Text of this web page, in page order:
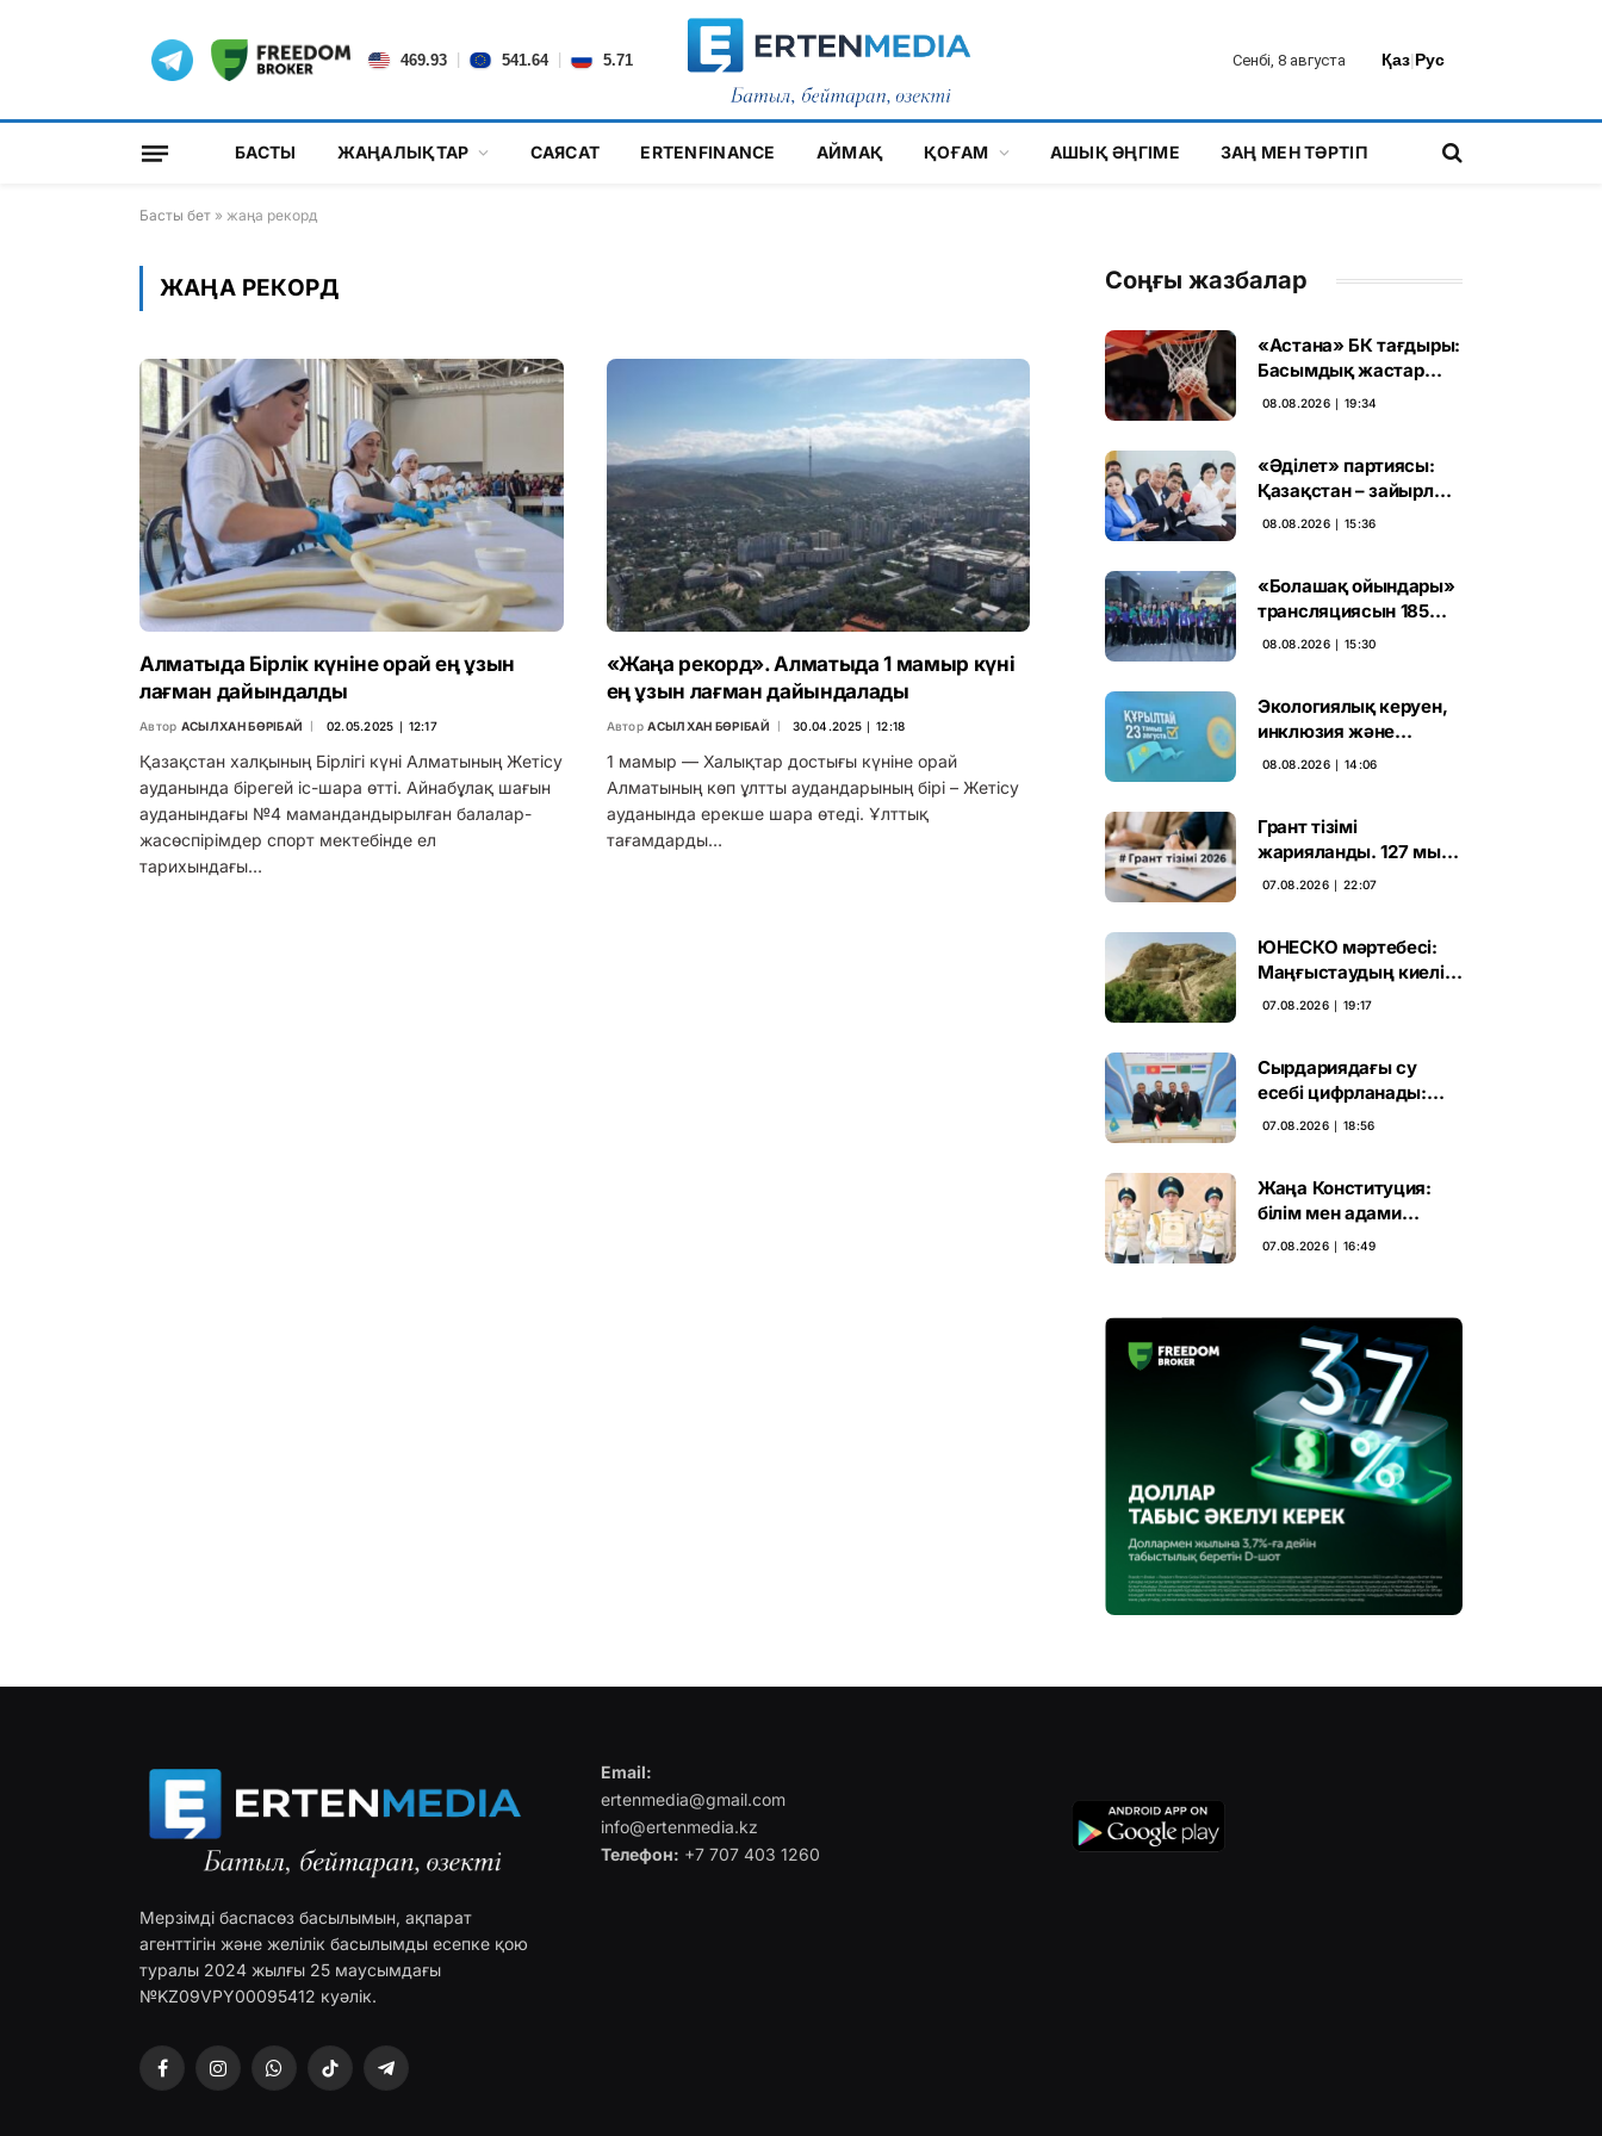
469.93 541.64 5.71 Сенбі, 8 августа Қаз|Рус
БАСТЫ ЖАҢАЛЫҚТАР САЯСАТ ERTENFINANCE АЙМАҚ ҚОҒАМ АШЫҚ ӘҢГІМЕ ЗАҢ МЕН ТӘРТІП
Басты бет » жаңа рекорд
ЖАҢА РЕКОРД
Алматыда Бірлік күніне орай ең ұзын
лағман дайындалды
Автор АСЫЛХАН БӨРІБАЙ 02.05.2025 ∣ 12:17
Қазақстан халқының Бірлігі күні Алматының Жетісу
ауданында бірегей іс-шара өтті. Айнабұлақ шағын
ауданындағы №4 мамандандырылған балалар-
жасөспірімдер спорт мектебінде ел
тарихындағы…
«Жаңа рекорд». Алматыда 1 мамыр күні
ең ұзын лағман дайындалады
Автор АСЫЛХАН БӨРІБАЙ 30.04.2025 ∣ 12:18
1 мамыр — Халықтар достығы күніне орай
Алматының көп ұлтты аудандарының бірі – Жетісу
ауданында ерекше шара өтеді. Ұлттық
тағамдарды…
Соңғы жазбалар
«Астана» БК тағдыры:
Басымдық жастар
баскетболына
08.08.2026 ∣ 19:34
«Әділет» партиясы:
Қазақстан – зайырлы
мемлекет, ал «Заң
08.08.2026 ∣ 15:36
«Болашақ ойындары»
трансляциясын 185
миллион рет көрген
08.08.2026 ∣ 15:30
Экологиялық керуен,
инклюзия және
өндірісті қолдау:
08.08.2026 ∣ 14:06
Грант тізімі
жарияланды. 127 мың
талапкердің
07.08.2026 ∣ 22:07
ЮНЕСКО мәртебесі:
Маңғыстаудың киелі
мұрасын қорғаудың
07.08.2026 ∣ 19:17
Сырдариядағы су
есебі цифрланады:
Орталық Азия ортақ
07.08.2026 ∣ 18:56
Жаңа Конституция:
білім мен адами
капиталға салынған
07.08.2026 ∣ 16:49
Мерзімді баспасөз басылымын, ақпарат
агенттігін және желілік басылымды есепке қою
туралы 2024 жылғы 25 маусымдағы
№KZ09VPY00095412 куәлік.
FacebookInstagramWhatsAppTikTok Telegram
Email:
ertenmedia@gmail.com
info@ertenmedia.kz
Телефон: +7 707 403 1260